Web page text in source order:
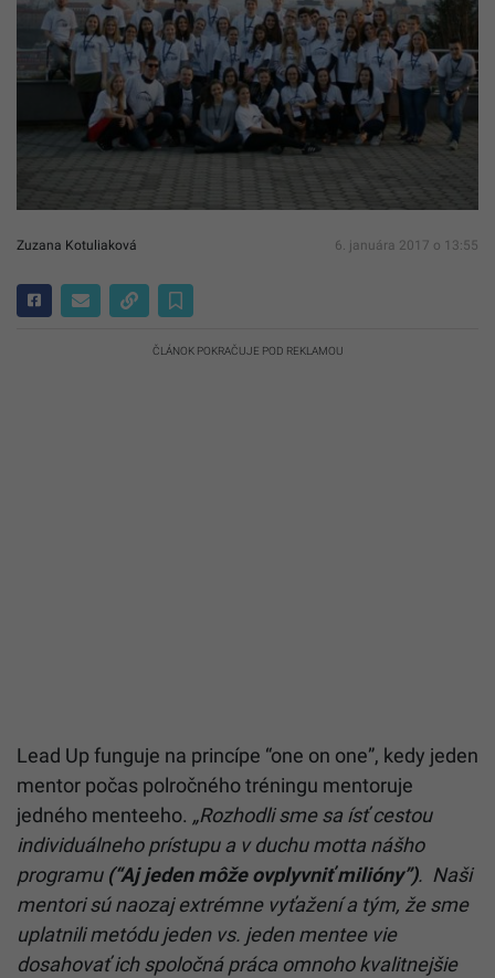
Zuzana Kotuliaková 6. januára 2017 o 13:55
ČLÁNOK POKRAČUJE POD REKLAMOU
Lead Up funguje na princípe “one on one”, kedy jeden
mentor počas polročného tréningu mentoruje
jedného menteeho. „Rozhodli sme sa ísť cestou
individuálneho prístupu a v duchu motta nášho
programu(“Aj jeden môže ovplyvniť milióny”). Naši
mentori sú naozaj extrémne vyťažení a tým, že sme
uplatnili metódu jeden vs. jeden mentee vie
dosahovať ich spoločná práca omnoho kvalitnejšie